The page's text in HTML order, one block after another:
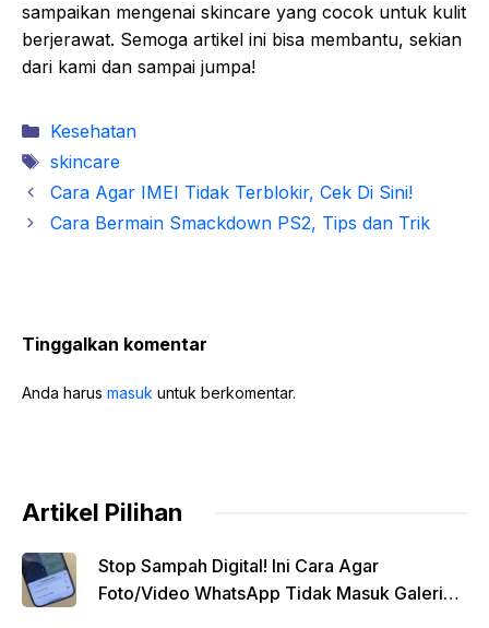
sampaikan mengenai skincare yang cocok untuk kulit
berjerawat. Semoga artikel ini bisa membantu, sekian
dari kami dan sampai jumpa!
Kategori
Kesehatan
Tag
skincare
Cara Agar IMEI Tidak Terblokir, Cek Di Sini!
Cara Bermain Smackdown PS2, Tips dan Trik
Tinggalkan komentar
Anda harus masuk untuk berkomentar.
Artikel Pilihan
Stop Sampah Digital! Ini Cara Agar
Foto/Video WhatsApp Tidak Masuk Galeri